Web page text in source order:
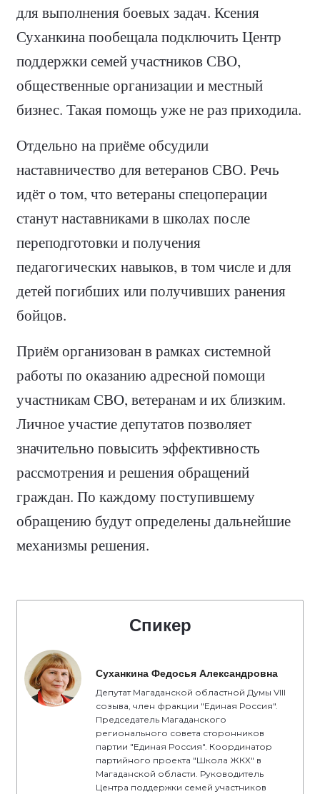
для выполнения боевых задач. Ксения
Суханкина пообещала подключить Центр
поддержки семей участников СВО,
общественные организации и местный
бизнес. Такая помощь уже не раз приходила.
Отдельно на приёме обсудили
наставничество для ветеранов СВО. Речь
идёт о том, что ветераны спецоперации
станут наставниками в школах после
переподготовки и получения
педагогических навыков, в том числе и для
детей погибших или получивших ранения
бойцов.
Приём организован в рамках системной
работы по оказанию адресной помощи
участникам СВО, ветеранам и их близким.
Личное участие депутатов позволяет
значительно повысить эффективность
рассмотрения и решения обращений
граждан. По каждому поступившему
обращению будут определены дальнейшие
механизмы решения.
Спикер
Суханкина Федосья Александровна
Депутат Магаданской областной Думы VIII
созыва, член фракции "Единая Россия".
Председатель Магаданского
регионального совета сторонников
партии "Единая Россия". Координатор
партийного проекта "Школа ЖКХ" в
Магаданской области. Руководитель
Центра поддержки семей участников